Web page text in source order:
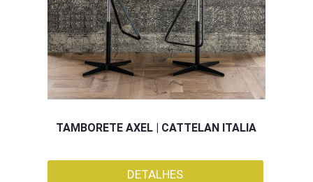
TAMBORETE AXEL | CATTELAN ITALIA
DETALHES